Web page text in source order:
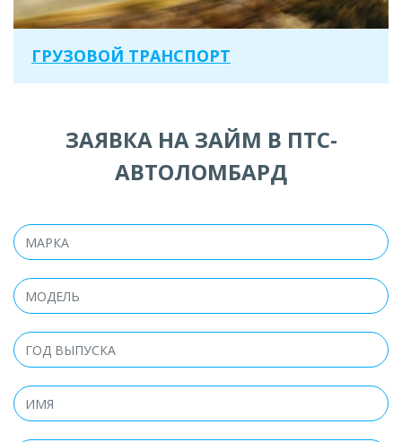
ГРУЗОВОЙ ТРАНСПОРТ
ЗАЯВКА НА ЗАЙМ В ПТС-
АВТОЛОМБАРД